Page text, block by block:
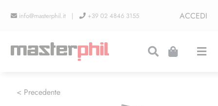
info@masterphil.it | +39 02 4846 3155 ACCEDI
< Precedente